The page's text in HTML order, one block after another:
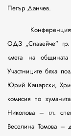
Петър Данчев.
ОДЗ „Славейче”
кмета на общината
Участниците бяха
Юрий Кацарски,
комисия по
Николова – гл.
Веселина Томова –